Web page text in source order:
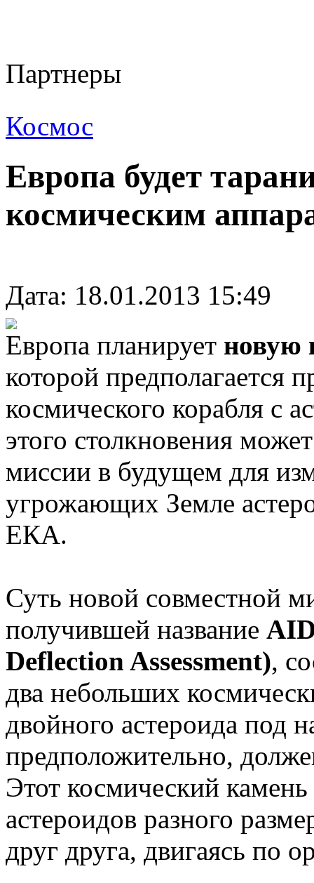
Партнеры
Космос
Европа будет
космическим
Дата: 18.01.2013 15:49
Европа планирует новую
которой предполагается
космического корабля с
этого столкновения
миссии в будущем для
угрожающих Земле
ЕКА.
Суть новой совместной
получившей название
Deflection Assessment),
два небольших
двойного астероида под
предположительно,
Этот космический
астероидов разного
друг друга, двигаясь по